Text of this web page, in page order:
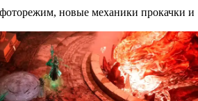
новые механики прокачки и